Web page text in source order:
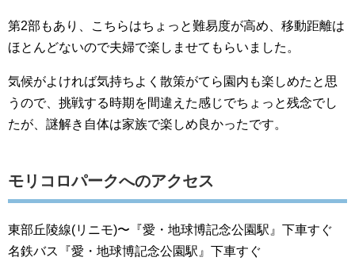
第2部もあり、こちらはちょっと難易度が高め、移動距離は
ほとんどないので夫婦で楽しませてもらいました。
気候がよければ気持ちよく散策がてら園内も楽しめたと思
うので、挑戦する時期を間違えた感じでちょっと残念でし
たが、謎解き自体は家族で楽しめ良かったです。
モリコロパークへのアクセス
東部丘陵線(リニモ)〜『愛・地球博記念公園駅』下車すぐ
名鉄バス『愛・地球博記念公園駅』下車すぐ